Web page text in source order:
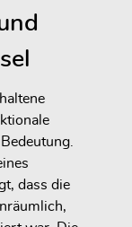
dass die